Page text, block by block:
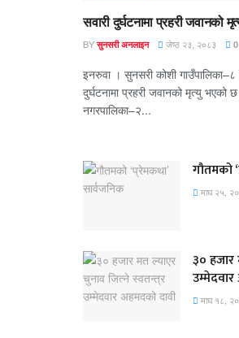
सवारी दुर्घटनामा प्रहरी जवानको
BY सुनसरी अनलाइन जेष्ठ २३, २०८३ 0
इनरुवा । सुनसरी कोशी गाउँपालिका–८
दुर्घटनामा प्रहरी जवानको मृत्यु भएको
नगरपालिका–२...
गौतमको
माघ २५,
३० हजार
माघ १८,